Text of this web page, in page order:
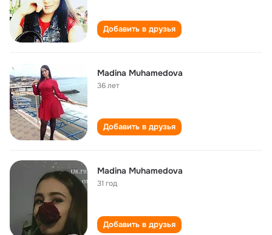
Добавить в друзья
Madina Muhamedova
36 лет
Добавить в друзья
Madina Muhamedova
31 год
Добавить в друзья